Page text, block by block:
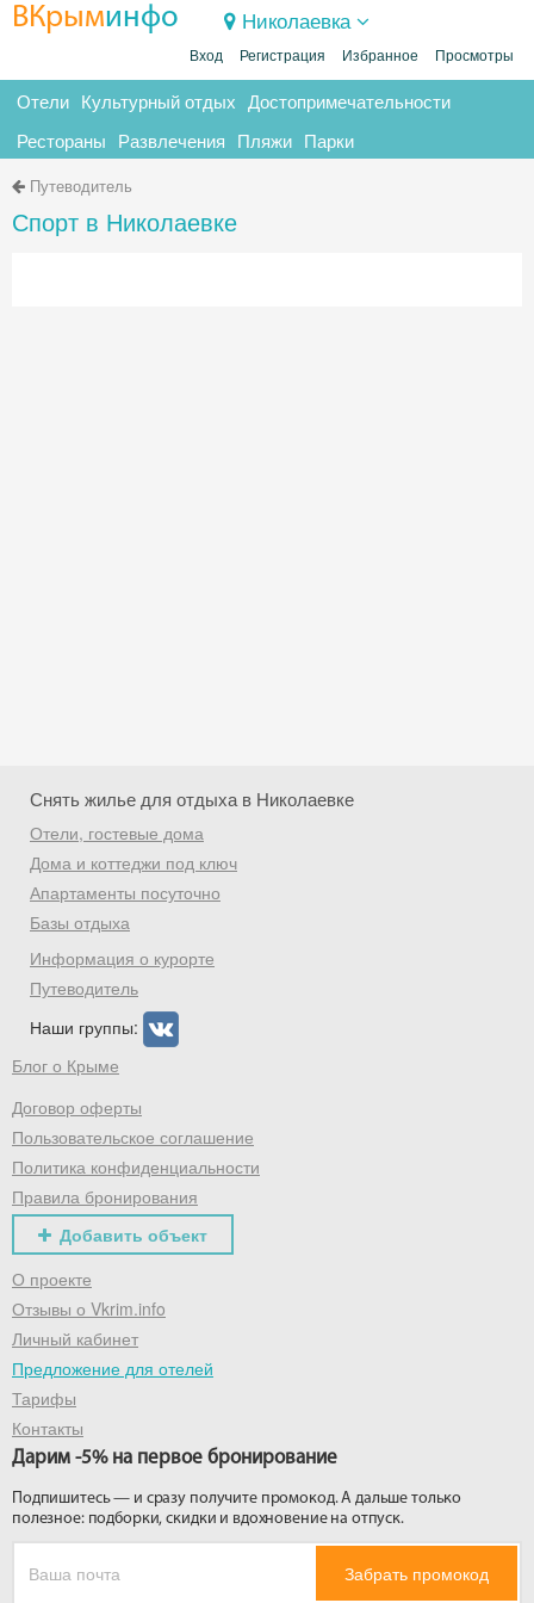
ВКрыминфо Николаевка
Вход Регистрация Избранное Просмотры
Отели Культурный отдых Достопримечательности
Рестораны Развлечения Пляжи Парки
Путеводитель
Спорт в Николаевке
Снять жилье для отдыха в Николаевке
Отели, гостевые дома
Дома и коттеджи под ключ
Апартаменты посуточно
Базы отдыха
Информация о курорте
Путеводитель
Наши группы:
Блог о Крыме
Договор оферты
Пользовательское соглашение
Политика конфиденциальности
Правила бронирования
Добавить объект
О проекте
Отзывы о Vkrim.info
Личный кабинет
Предложение для отелей
Тарифы
Контакты
Дарим -5% на первое бронирование
Подпишитесь — и сразу получите промокод. А дальше только
полезное: подборки, скидки и вдохновение на отпуск.
Забрать промокод
Скидка −5%
Хочешь дешевле? Оставь почту и получи
промокод на первое бронирование!